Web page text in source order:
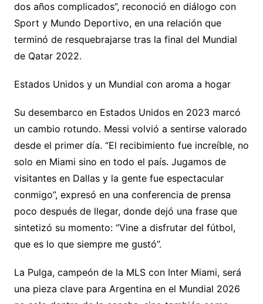
dos años complicados”, reconoció en diálogo con
Sport y Mundo Deportivo, en una relación que
terminó de resquebrajarse tras la final del Mundial
de Qatar 2022.
Estados Unidos y un Mundial con aroma a hogar
Su desembarco en Estados Unidos en 2023 marcó
un cambio rotundo. Messi volvió a sentirse valorado
desde el primer día. “El recibimiento fue increíble, no
solo en Miami sino en todo el país. Jugamos de
visitantes en Dallas y la gente fue espectacular
conmigo”, expresó en una conferencia de prensa
poco después de llegar, donde dejó una frase que
sintetizó su momento: “Vine a disfrutar del fútbol,
que es lo que siempre me gustó”.
La Pulga, campeón de la MLS con Inter Miami, será
una pieza clave para Argentina en el Mundial 2026